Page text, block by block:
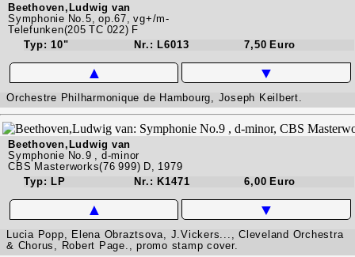
Beethoven,Ludwig van
Symphonie No.5, op.67, vg+/m-
Telefunken(205 TC 022) F
Typ: 10"
Nr.: L6013 7,50 Euro
▲ ▼
Orchestre Philharmonique de Hambourg, Joseph Keilbert.
Beethoven,Ludwig van
Symphonie No.9 , d-minor
CBS Masterworks(76 999) D, 1979
Typ: LP
Nr.: K1471 6,00 Euro
▲ ▼
Lucia Popp, Elena Obraztsova, J.Vickers..., Cleveland Orchestra
& Chorus, Robert Page., promo stamp cover.